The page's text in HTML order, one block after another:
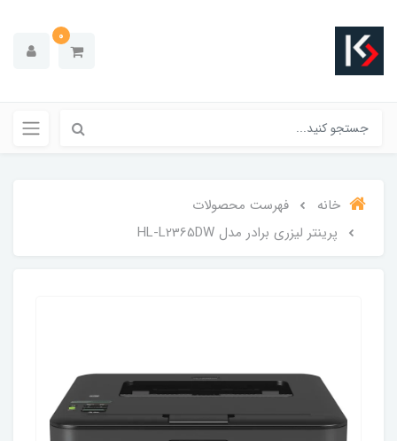
0
خانه
فهرست محصولات
پرینتر لیزری برادر مدل HL-L2365DW